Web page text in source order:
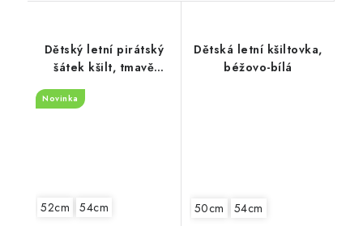
Dětský letní pirátský
šátek kšilt, tmavě
Novinka
52cm 54cm
Dětská letní kšiltovka,
béžovo-bílá
50cm 54cm